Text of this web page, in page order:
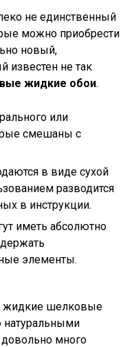
не единственный
можно приобрести
новый,
известен не так
жидкие обои.
или
смешаны с
в виде сухой
разводится
в инструкции.
иметь абсолютно
элементы.
жидкие шелковые
натуральными
довольно много